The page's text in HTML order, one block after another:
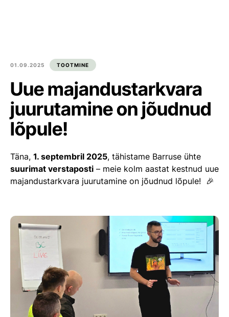
Meist
Kultuur ja kogukond
Blogi
Kontakt
Ümarpalgi ost
Liitu meiega
01.09.2025 TOOTMINE
Uue majandustarkvara
juurutamine on jõudnud
lõpule!
Täna, 1. septembril 2025, tähistame Barruse ühte
suurimat verstaposti – meie kolm aastat kestnud uue
majandustarkvara juurutamine on jõudnud lõpule! 🎉